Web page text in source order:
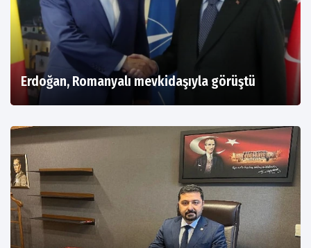
Erdoğan, Romanyalı mevkidaşıyla görüştü